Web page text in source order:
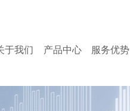
于我们 产品中心 服务优势